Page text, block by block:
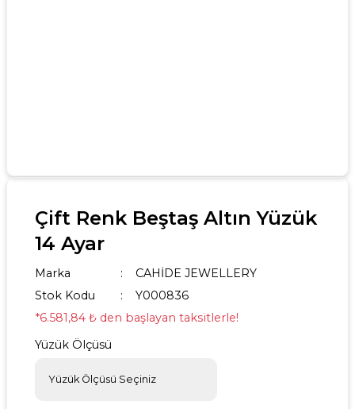
Çift Renk Beştaş Altın Yüzük
14 Ayar
Marka
CAHİDE JEWELLERY
Stok Kodu
Y000836
*6.581,84 ₺ den başlayan taksitlerle!
Yüzük Ölçüsü